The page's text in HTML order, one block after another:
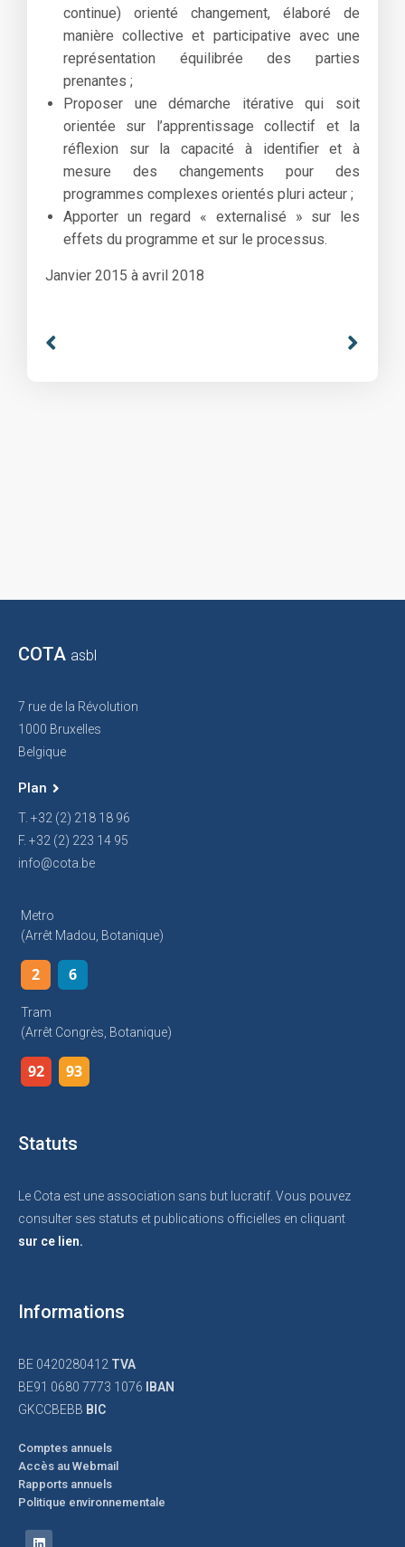
continue) orienté changement, élaboré de
manière collective et participative avec une
représentation équilibrée des parties
prenantes ;
Proposer une démarche itérative qui soit
orientée sur l’apprentissage collectif et la
réflexion sur la capacité à identifier et à
mesure des changements pour des
programmes complexes orientés pluri acteur ;
Apporter un regard « externalisé » sur les
effets du programme et sur le processus.
Janvier 2015 à avril 2018
COTA asbl
7 rue de la Révolution
1000 Bruxelles
Belgique
Plan
T. +32 (2) 218 18 96
F. +32 (2) 223 14 95
info@cota.be
Metro
(arrêt Madou, Botanique)
2 6
Tram
(arrêt Congrès, Botanique)
92 93
Statuts
Le Cota est une association sans but lucratif. Vous pouvez
consulter ses statuts et publications officielles en cliquant
sur ce lien.
Informations
BE 0420280412 TVA
BE91 0680 7773 1076
IBAN
GKCCBEBB BIC
Comptes annuels
Accès au Webmail
Rapports annuels
Politique environnementale